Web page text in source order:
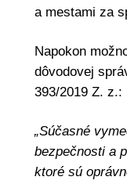
a mestami za
Napokon
dôvodovej
393/2019 Z. z.:
„Súčasné
bezpečnosti a
ktoré sú